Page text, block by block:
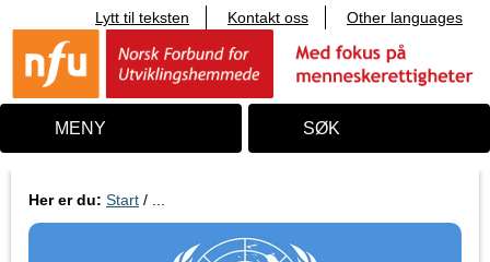
i
n
o
Lytt til teksten Kontakt oss Other languages
MENY SØK
Her er du: Start / ...